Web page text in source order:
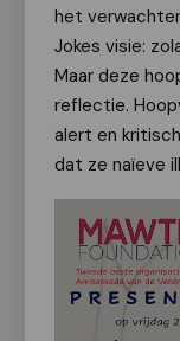
het
Jokes visie:
Maar deze
reflectie.
alert en
dat ze naïeve